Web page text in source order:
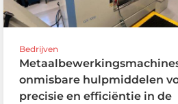
Bedrijven
onmisbare hulpmiddelen
precisie en efficiëntie in de